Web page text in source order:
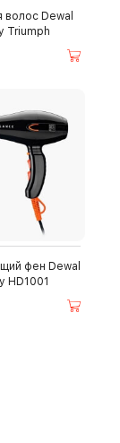
волос Dewal
Triumph
фен Dewal
HD1001